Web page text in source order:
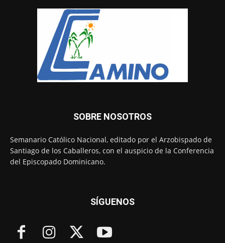
SOBRE NOSOTROS
Semanario Católico Nacional, editado por el Arzobispado de
Santiago de los Caballeros, con el auspicio de la Conferencia
del Episcopado Dominicano.
SÍGUENOS